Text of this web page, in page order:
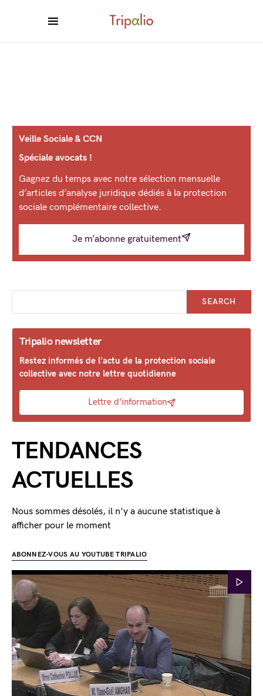
Veille Sociale & CCN
Spéciale avocats !
Gagnez du temps avec notre sélection mensuelle
d’articles d’analyse juridique dédiés à la protection
sociale complémentaire collective.
Je m’abonne gratuitement
SEARCH
Tripalio newsletter
Restez informés de l'actu de la protection sociale
collective avec notre lettre quotidienne
Lettre d'information
TENDANCES
ACTUELLES
Nous sommes désolés, il n'y a aucune statistique à
afficher pour le moment
ABONNEZ-VOUS AU YOUTUBE TRIPALIO